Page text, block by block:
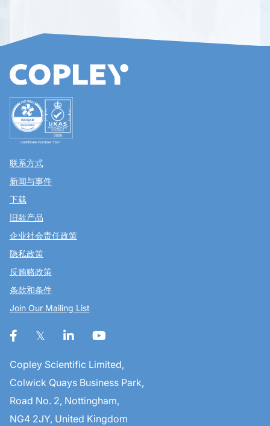
联系方式
新闻与事件
下载
旧款产品
企业社会责任政策
隐私政策
反贿赂政策
条款和条件
Join Our Mailing List
Copley Scientific Limited,
Colwick Quays Business Park,
Road No. 2, Nottingham,
NG4 2JY, United Kingdom